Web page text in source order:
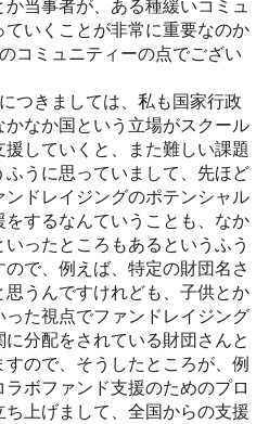
当事者が、ある種緩いコミュ
いくことが非常に重要なのか
コミュニティーの点でござい
つきましては、私も国家行政
かなか国という立場がスクール
していくと、また難しい課題
うに思っていまして、先ほど
ドレイジングのポテンシャル
するなんていうことも、なか
ったところもあるというふう
で、例えば、特定の財団名さ
思うんですけれども、子供とか
た視点でファンドレイジング
分配をされている財団さんと
ので、そうしたところが、例
ボファンド支援のためのプロ
上げまして、全国からの支援